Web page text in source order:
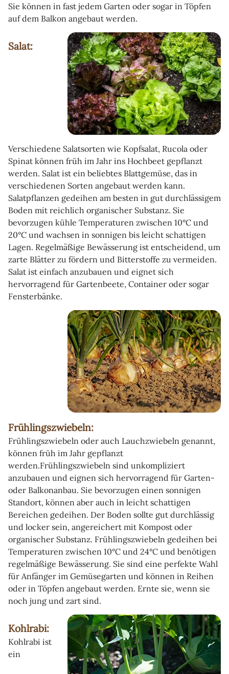
Sie können in fast jedem Garten oder sogar in Töpfen
auf dem Balkon angebaut werden.
Salat:
Verschiedene Salatsorten wie Kopfsalat, Rucola oder
Spinat können früh im Jahr ins Hochbeet gepflanzt
werden. Salat ist ein beliebtes Blattgemüse, das in
verschiedenen Sorten angebaut werden kann.
Salatpflanzen gedeihen am besten in gut durchlässigem
Boden mit reichlich organischer Substanz. Sie
bevorzugen kühle Temperaturen zwischen 10°C und
20°C und wachsen in sonnigen bis leicht schattigen
Lagen. Regelmäßige Bewässerung ist entscheidend, um
zarte Blätter zu fördern und Bitterstoffe zu vermeiden.
Salat ist einfach anzubauen und eignet sich
hervorragend für Gartenbeete, Container oder sogar
Fensterbänke.
Frühlingszwiebeln:
Frühlingszwiebeln oder auch Lauchzwiebeln genannt,
können früh im Jahr gepflanzt
werden.Frühlingszwiebeln sind unkompliziert
anzubauen und eignen sich hervorragend für Garten-
oder Balkonanbau. Sie bevorzugen einen sonnigen
Standort, können aber auch in leicht schattigen
Bereichen gedeihen. Der Boden sollte gut durchlässig
und locker sein, angereichert mit Kompost oder
organischer Substanz. Frühlingszwiebeln gedeihen bei
Temperaturen zwischen 10°C und 24°C und benötigen
regelmäßige Bewässerung. Sie sind eine perfekte Wahl
für Anfänger im Gemüsegarten und können in Reihen
oder in Töpfen angebaut werden. Ernte sie, wenn sie
noch jung und zart sind.
Kohlrabi:
Kohlrabi ist
ein